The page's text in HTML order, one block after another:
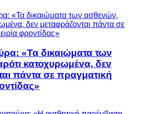
«Τα δικαιώματα των
κατοχυρωμένα, δεν
πάντα σε πραγματική